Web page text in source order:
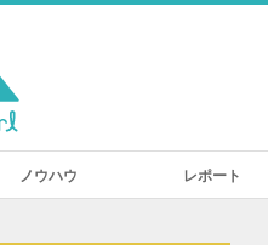
ノウハウ レポート